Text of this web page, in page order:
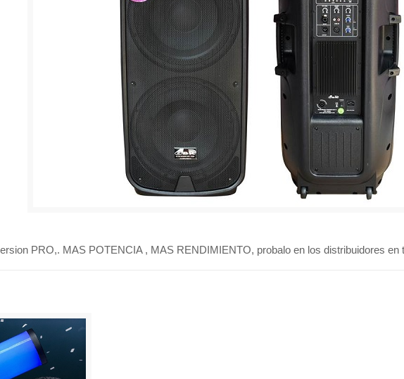
PRO,. MAS POTENCIA , MAS RENDIMIENTO, probalo en los distribuidores en